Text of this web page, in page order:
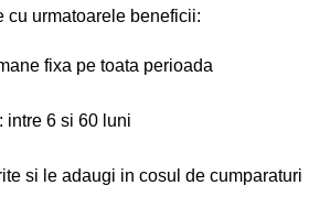
cu urmatoarele beneficii:
fixa pe toata perioada
intre 6 si 60 luni
si le adaugi in cosul de cumparaturi